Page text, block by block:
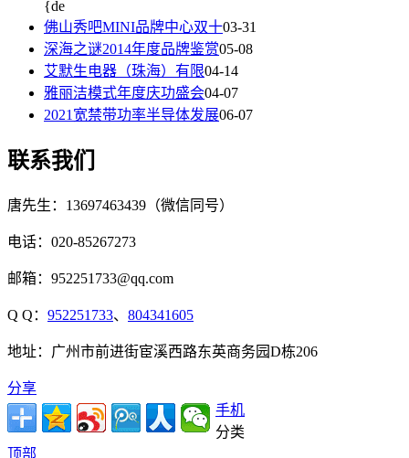
{de
佛山秀吧MINI品牌中心双十03-31
深海之谜2014年度品牌鉴赏05-08
艾默生电器（珠海）有限04-14
雅丽洁模式年度庆功盛会04-07
2021宽禁带功率半导体发展06-07
联系我们
唐先生：13697463439（微信同号）
电话：020-85267273
邮箱：952251733@qq.com
Q Q： 952251733、 804341605
地址：广州市前进街宦溪西路东英商务园D栋206
分享
手机
分类
顶部